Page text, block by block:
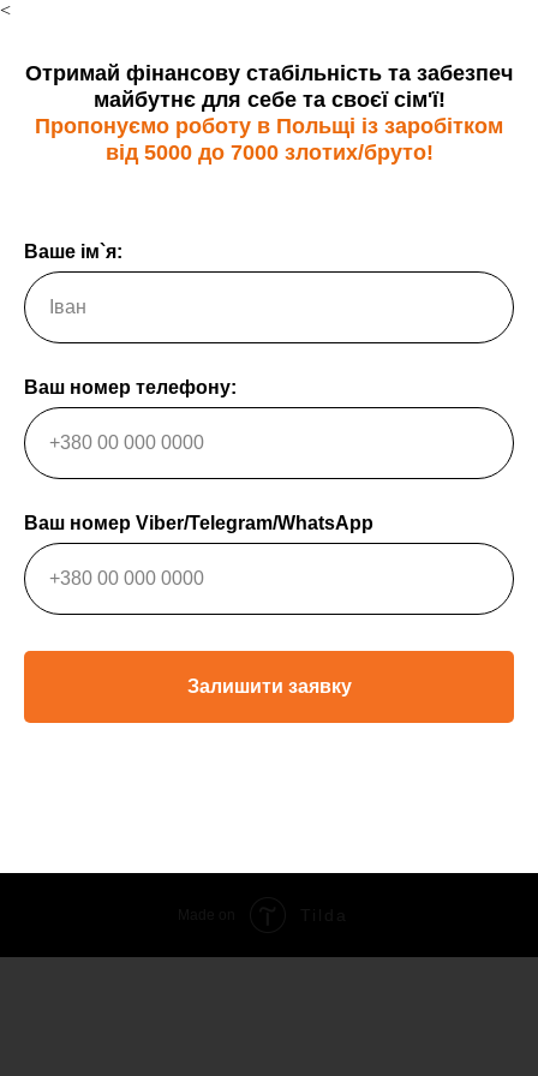
<
Отримай фінансову стабільність та забезпеч
майбутнє для себе та своєї сім'ї!
Пропонуємо роботу в Польщі із заробітком
від 5000 до 7000 злотих/бруто!
Ваше ім`я:
Ваш номер телефону:
Ваш номер Viber/Telegram/WhatsApp
Залишити заявку